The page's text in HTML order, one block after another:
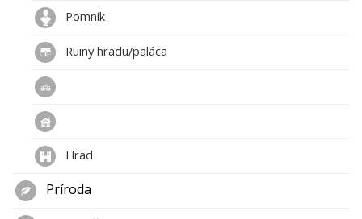
Pomník
Ruiny hradu/paláca
Hrad
Príroda